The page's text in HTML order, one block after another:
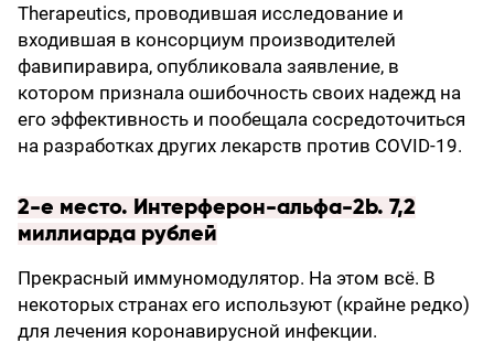
Therapeutics, проводившая исследование и
входившая в консорциум производителей
фавипиравира, опубликовала заявление, в
котором признала ошибочность своих надежд на
его эффективность и пообещала сосредоточиться
на разработках других лекарств против COVID-19.
2-е место. Интерферон-альфа-2b. 7,2
миллиарда рублей
Прекрасный иммуномодулятор. На этом всё. В
некоторых странах его используют (крайне редко)
для лечения коронавирусной инфекции.